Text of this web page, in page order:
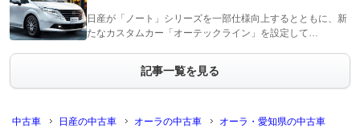
日産が「ノート」シリーズを一部仕様向上するとともに、新
たなカスタムカー「オーテックライン」を設定して…
記事一覧を見る
中古車 日産の中古車 オーラの中古車
オーラ・愛知県の中古車